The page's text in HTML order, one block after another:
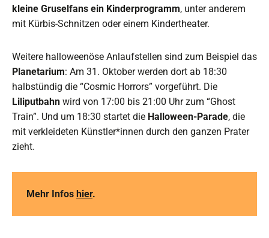
kleine Gruselfans ein Kinderprogramm, unter anderem
mit Kürbis-Schnitzen oder einem Kindertheater.
Weitere halloweenöse Anlaufstellen sind zum Beispiel das
Planetarium: Am 31. Oktober werden dort ab 18:30
halbstündig die “Cosmic Horrors” vorgeführt. Die
Liliputbahn wird von 17:00 bis 21:00 Uhr zum “Ghost
Train”. Und um 18:30 startet die Halloween-Parade, die
mit verkleideten Künstler*innen durch den ganzen Prater
zieht.
Mehr Infos hier.